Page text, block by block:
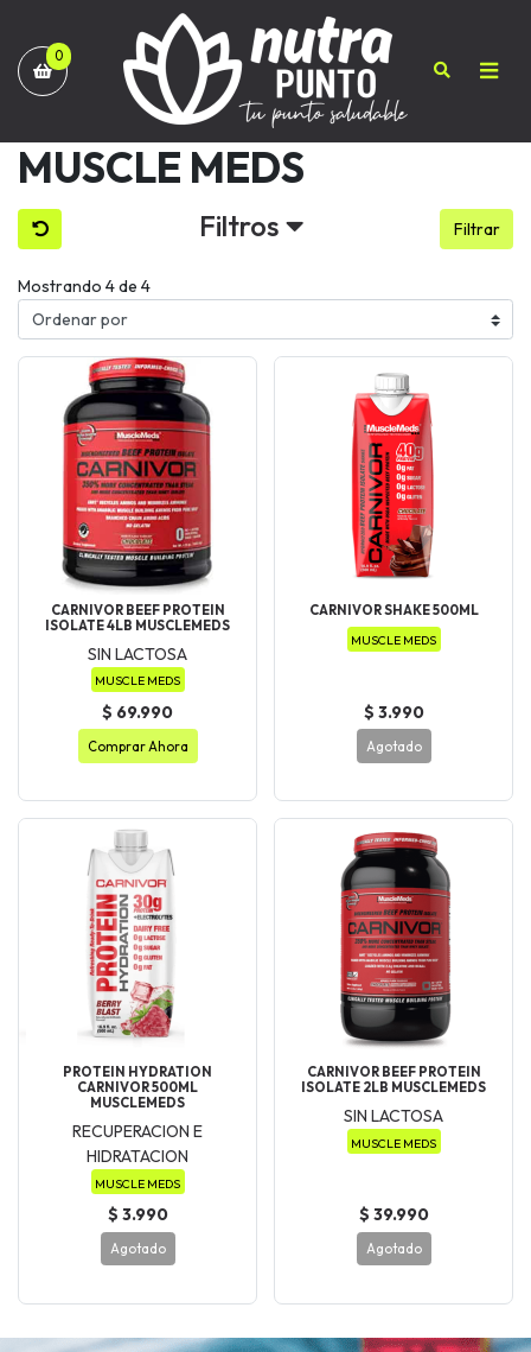
0
MUSCLE MEDS
Filtros Filtrar
Mostrando 4 de 4
CARNIVOR BEEF PROTEIN
ISOLATE 4LB MUSCLEMEDS
SIN LACTOSA
MUSCLE MEDS
$ 69.990
Comprar Ahora
CARNIVOR SHAKE 500ML
MUSCLE MEDS
$ 3.990
Agotado
PROTEIN HYDRATION
CARNIVOR 500ML
MUSCLEMEDS
RECUPERACION E
HIDRATACION
MUSCLE MEDS
$ 3.990
Agotado
CARNIVOR BEEF PROTEIN
ISOLATE 2LB MUSCLEMEDS
SIN LACTOSA
MUSCLE MEDS
$ 39.990
Agotado